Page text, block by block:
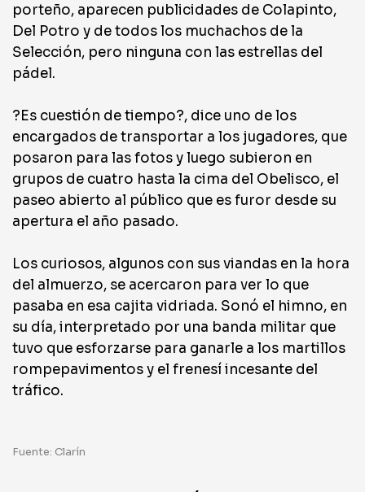
porteño, aparecen publicidades de Colapinto,
Del Potro y de todos los muchachos de la
Selección, pero ninguna con las estrellas del
pádel.
?Es cuestión de tiempo?, dice uno de los
encargados de transportar a los jugadores, que
posaron para las fotos y luego subieron en
grupos de cuatro hasta la cima del Obelisco, el
paseo abierto al público que es furor desde su
apertura el año pasado.
Los curiosos, algunos con sus viandas en la hora
del almuerzo, se acercaron para ver lo que
pasaba en esa cajita vidriada. Sonó el himno, en
su día, interpretado por una banda militar que
tuvo que esforzarse para ganarle a los martillos
rompepavimentos y el frenesí incesante del
tráfico.
Fuente: Clarín